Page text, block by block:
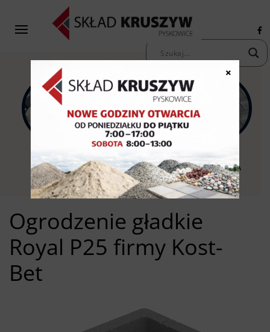
KAMIENIE
OZDOBNE
PIASKI ŻWIRY
KOSTKA
BRUKOWA
Ogrodzenie gładkie
Royal P25 firmy Kost-
Bet
×